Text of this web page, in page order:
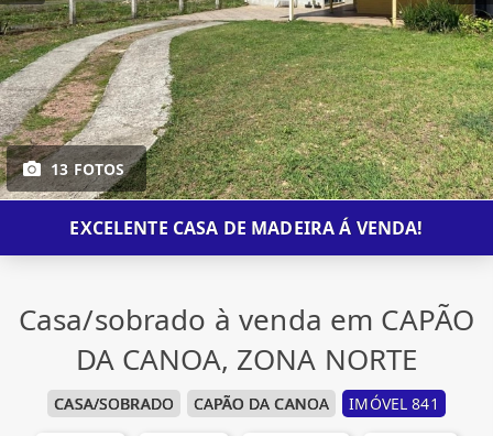
13 FOTOS
EXCELENTE CASA DE MADEIRA Á VENDA!
Casa/sobrado à venda em CAPÃO
DA CANOA, ZONA NORTE
CASA/SOBRADO CAPÃO DA CANOA IMÓVEL 841